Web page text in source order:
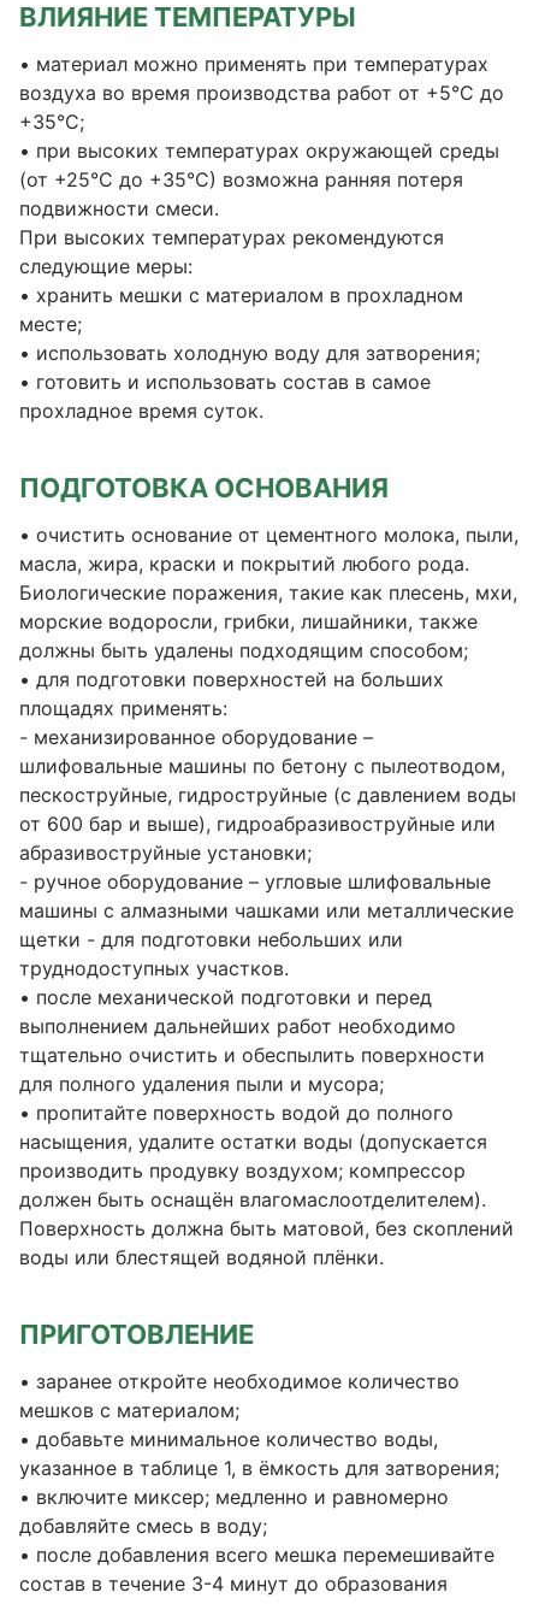
ВЛИЯНИЕ ТЕМПЕРАТУРЫ
• материал можно применять при температурах
воздуха во время производства работ от +5°С до
+35°С;
• при высоких температурах окружающей среды
(от +25°С до +35°С) возможна ранняя потеря
подвижности смеси.
При высоких температурах рекомендуются
следующие меры:
• хранить мешки с материалом в прохладном
месте;
• использовать холодную воду для затворения;
• готовить и использовать состав в самое
прохладное время суток.
ПОДГОТОВКА ОСНОВАНИЯ
• очистить основание от цементного молока, пыли,
масла, жира, краски и покрытий любого рода.
Биологические поражения, такие как плесень, мхи,
морские водоросли, грибки, лишайники, также
должны быть удалены подходящим способом;
• для подготовки поверхностей на больших
площадях применять:
- механизированное оборудование –
шлифовальные машины по бетону с пылеотводом,
пескоструйные, гидроструйные (с давлением воды
от 600 бар и выше), гидроабразивоструйные или
абразивоструйные установки;
- ручное оборудование – угловые шлифовальные
машины с алмазными чашками или металлические
щетки - для подготовки небольших или
труднодоступных участков.
• после механической подготовки и перед
выполнением дальнейших работ необходимо
тщательно очистить и обеспылить поверхности
для полного удаления пыли и мусора;
• пропитайте поверхность водой до полного
насыщения, удалите остатки воды (допускается
производить продувку воздухом; компрессор
должен быть оснащён влагомаслоотделителем).
Поверхность должна быть матовой, без скоплений
воды или блестящей водяной плёнки.
ПРИГОТОВЛЕНИЕ
• заранее откройте необходимое количество
мешков с материалом;
• добавьте минимальное количество воды,
указанное в таблице 1, в ёмкость для затворения;
• включите миксер; медленно и равномерно
добавляйте смесь в воду;
• после добавления всего мешка перемешивайте
состав в течение 3-4 минут до образования